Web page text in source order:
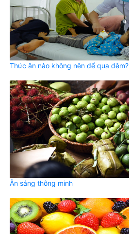
Thức ăn nào không nên để qua đêm?
Ăn sáng thông minh